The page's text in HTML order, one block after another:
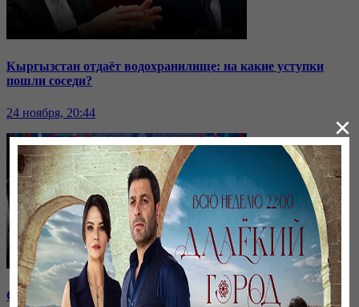
Кыргызстан отдаёт водохранилище: на какие уступки
пошли соседи?
24 ноября, 20:44
Саммит ОДКБ: под вопросом эффективность организации
×